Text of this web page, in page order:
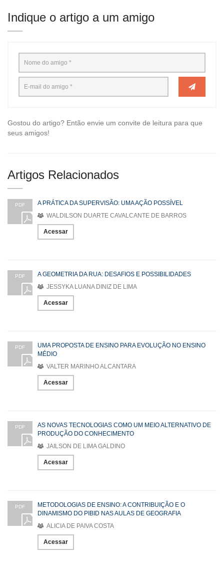
Indique o artigo a um amigo
Gostou do artigo? Então envie um convite de leitura para que
seus amigos!
Artigos Relacionados
PDF
A PRÁTICA DA SUPERVISÃO: UMA AÇÃO POSSÍVEL
WALDILSON DUARTE CAVALCANTE DE BARROS
Acessar
PDF
A GEOMETRIA DA RUA: DESAFIOS E POSSIBILIDADES
JESSYKA LUANA DINIZ DE LIMA
Acessar
PDF
UMA PROPOSTA DE ENSINO PARA EVOLUÇÃO NO ENSINO
MÉDIO
VALTER MARINHO ALCANTARA
Acessar
PDF
AS NOVAS TECNOLOGIAS COMO UM MEIO ALTERNATIVO DE
PRODUÇÃO DO CONHECIMENTO
JAILSON DE LIMA GALDINO
Acessar
PDF
METODOLOGIAS DE ENSINO: A CONTRIBUIÇÃO E O
DINAMISMO DO PIBID NAS AULAS DE GEOGRAFIA
ALICIA DE PAIVA COSTA
Acessar